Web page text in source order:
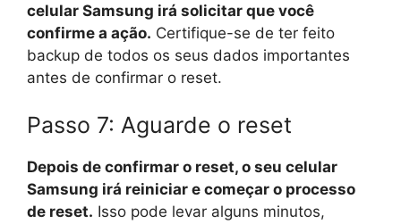
celular Samsung irá solicitar que você
confirme a ação. Certifique-se de ter feito
backup de todos os seus dados importantes
antes de confirmar o reset.
Passo 7: Aguarde o reset
Depois de confirmar o reset, o seu celular
Samsung irá reiniciar e começar o processo
de reset. Isso pode levar alguns minutos,